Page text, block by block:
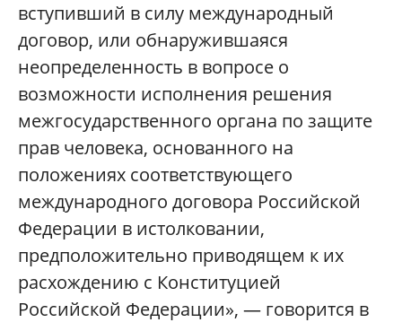
вступивший в силу международный
договор, или обнаружившаяся
неопределенность в вопросе о
возможности исполнения решения
межгосударственного органа по защите
прав человека, основанного на
положениях соответствующего
международного договора Российской
Федерации в истолковании,
предположительно приводящем к их
расхождению с Конституцией
Российской Федерации», — говорится в